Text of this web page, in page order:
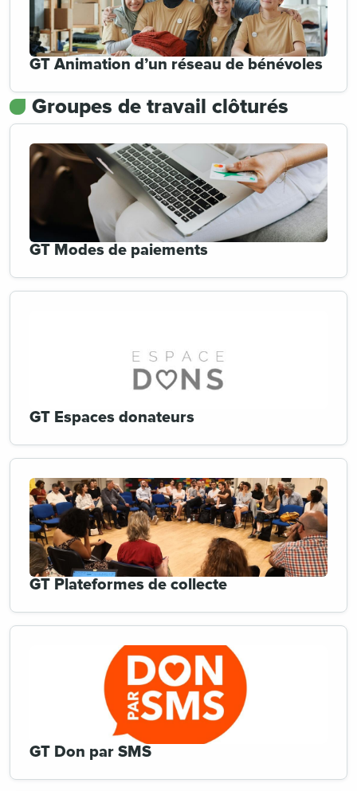
GT Animation d’un réseau de bénévoles
Groupes de travail clôturés
GT Modes de paiements
GT Espaces donateurs
GT Plateformes de collecte
GT Don par SMS